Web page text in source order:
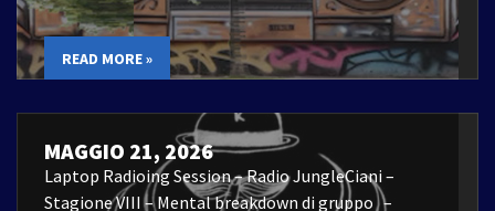
READ MORE »
MAGGIO 21, 2026
Laptop Radioing Session – Radio JungleCiani –
Stagione VIII – Mental breakdown di gruppo –